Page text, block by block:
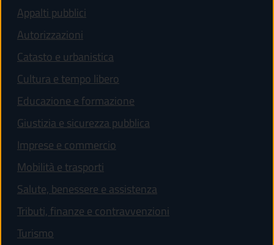
Appalti pubblici
Autorizzazioni
Catasto e urbanistica
Cultura e tempo libero
Educazione e formazione
Giustizia e sicurezza pubblica
Imprese e commercio
Mobilità e trasporti
Salute, benessere e assistenza
Tributi, finanze e contravvenzioni
Turismo